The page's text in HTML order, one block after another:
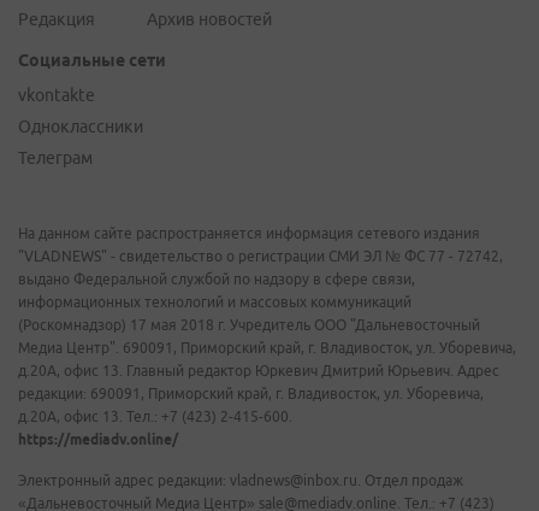
Редакция
Архив новостей
Социальные сети
vkontakte
Одноклассники
Телеграм
На данном сайте распространяется информация сетевого издания
"VLADNEWS" - свидетельство о регистрации СМИ ЭЛ № ФС 77 - 72742,
выдано Федеральной службой по надзору в сфере связи,
информационных технологий и массовых коммуникаций
(Роскомнадзор) 17 мая 2018 г. Учредитель ООО "Дальневосточный
Медиа Центр". 690091, Приморский край, г. Владивосток, ул. Уборевича,
д.20А, офис 13. Главный редактор Юркевич Дмитрий Юрьевич. Адрес
редакции: 690091, Приморский край, г. Владивосток, ул. Уборевича,
д.20А, офис 13. Тел.: +7 (423) 2-415-600.
https://mediadv.online/
Электронный адрес редакции: vladnews@inbox.ru. Отдел продаж
«Дальневосточный Медиа Центр» sale@mediadv.online. Тел.: +7 (423)